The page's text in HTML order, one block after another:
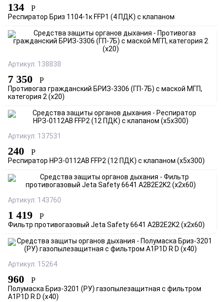
134 Р
Респиратор Бриз 1104-1к FFP1 (4 ПДК) с клапаном
Артикул: 138838
7 350 Р
Противогаз гражданский БРИЗ-3306 (ГП-7Б) с маской МГП,
категория 2 (х20)
Артикул: 137531
240 Р
Респиратор НРЗ-0112АВ FFP2 (12 ПДК) с клапаном (х5х300)
Артикул: 143760
1 419 Р
Фильтр противогазовый Jeta Safety 6641 A2B2E2K2 (х2х60)
Артикул: 15264
960 Р
Полумаска Бриз-3201 (РУ) газопылезащитная с фильтром
А1Р1D R D (х40)